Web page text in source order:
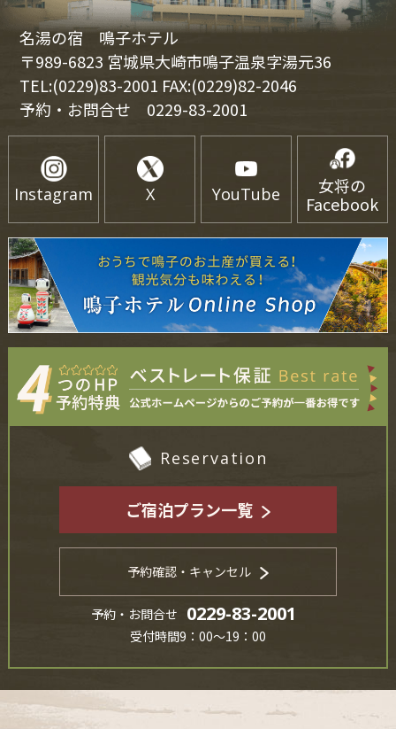
名湯の宿 鳴子ホテル
〒989-6823 宮城県大崎市鳴子温泉字湯元36
TEL:(0229)83-2001 FAX:(0229)82-2046
予約・お問合せ 0229-83-2001
Instagram X YouTube
女将の
Facebook
Reservation
ご宿泊プラン一覧
予約確認・キャンセル
予約・お問合せ 0229-83-2001
受付時間9：00～19：00